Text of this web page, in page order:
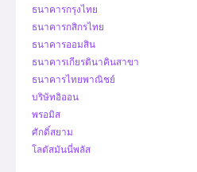
ธนาคารกรุงไทย
ธนาคารกสิกรไทย
ธนาคารออมสิน
ธนาคารเกียรตินาคินสาขา
ธนาคารไทยพาณิชย์
บริษัทอิออน
พรอมิส
ศักดิ์สยาม
โลตัสมันนี่พลัส